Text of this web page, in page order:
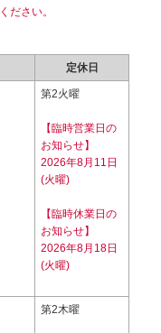
ださい。
定休日
第2火曜
【臨時営業日の
お知らせ】
2026年8月11日
(火曜)
【臨時休業日の
お知らせ】
2026年8月18日
(火曜)
第2木曜